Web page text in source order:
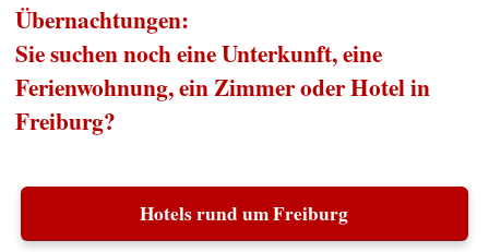
Übernachtungen:
Sie suchen noch eine Unterkunft, eine
Ferienwohnung, ein Zimmer oder Hotel in
Freiburg?
Hotels rund um Freiburg